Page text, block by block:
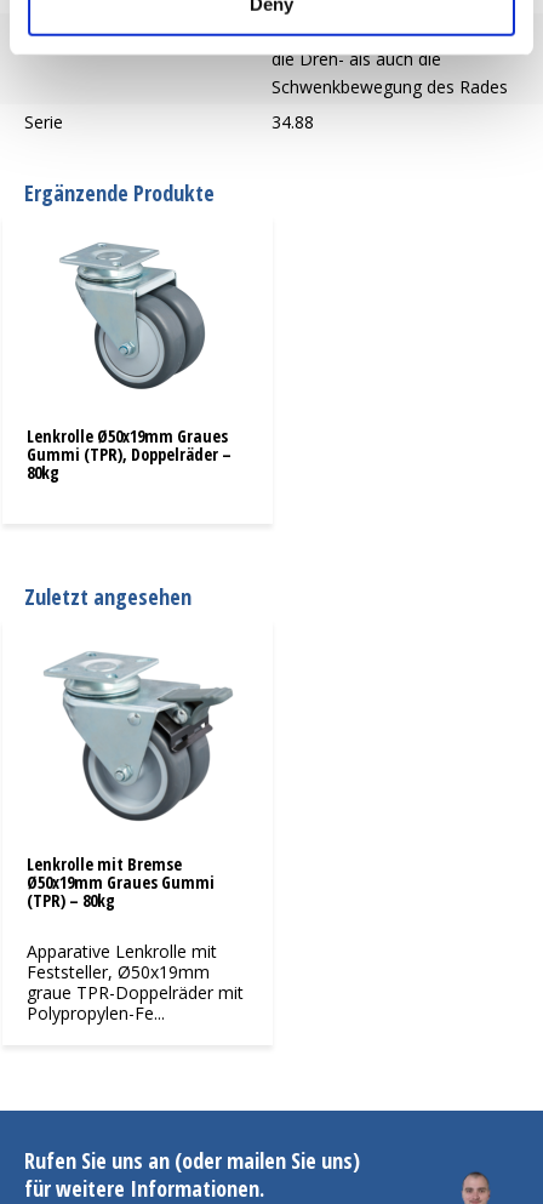
Bremse
Die Bremse blockiert sowohl
die Dreh- als auch die
Schwenkbewegung des Rades
Serie
34.88
Ergänzende Produkte
Lenkrolle Ø50x19mm Graues
Gummi (TPR), Doppelräder –
80kg
Zuletzt angesehen
Lenkrolle mit Bremse
Ø50x19mm Graues Gummi
(TPR) – 80kg
Apparative Lenkrolle mit
Feststeller, Ø50x19mm
graue TPR-Doppelräder mit
Polypropylen-Fe...
Rufen Sie uns an (oder mailen Sie uns)
für weitere Informationen.